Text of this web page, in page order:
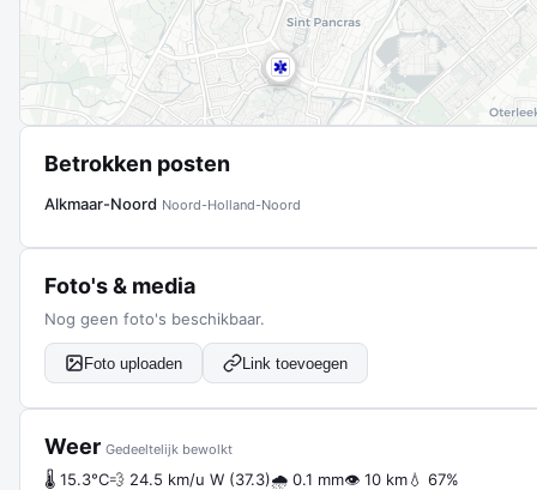
Betrokken posten
Alkmaar-Noord Noord-Holland-Noord
Foto's & media
Nog geen foto's beschikbaar.
Foto uploaden Link toevoegen
Weer Gedeeltelijk bewolkt
🌡 15.3°C💨 24.5 km/u W (37.3)🌧 0.1 mm👁 10 km💧 67%